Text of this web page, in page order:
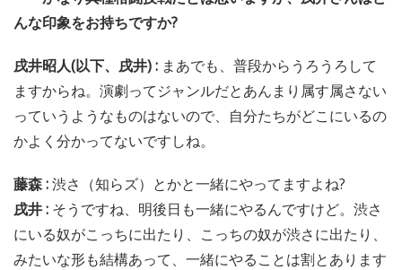
んな印象をお持ちですか?
戌井昭人(以下、戌井) : まあでも、普段からうろうろして
ますからね。演劇ってジャンルだとあんまり属す属さない
っていうようなものはないので、自分たちがどこにいるの
かよく分かってないですしね。
藤森 :渋さ（知らズ）とかと一緒にやってますよね?
戌井 : そうですね、明後日も一緒にやるんですけど。渋さ
にいる奴がこっちに出たり、こっちの奴が渋さに出たり、
みたいな形も結構あって、一緒にやることは割とあります